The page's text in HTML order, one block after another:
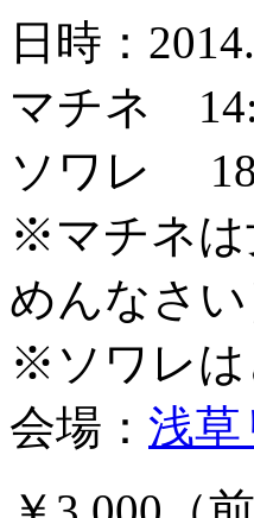
日時：
マチネ
ソワレ
※マチネは
めんなさい
※ソワレは
会場： 浅草